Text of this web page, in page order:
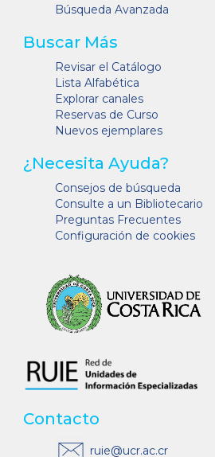
Búsqueda Avanzada
Buscar Más
Revisar el Catálogo
Lista Alfabética
Explorar canales
Reservas de Curso
Nuevos ejemplares
¿Necesita Ayuda?
Consejos de búsqueda
Consulte a un Bibliotecario
Preguntas Frecuentes
Configuración de cookies
Contacto
ruie@ucr.ac.cr